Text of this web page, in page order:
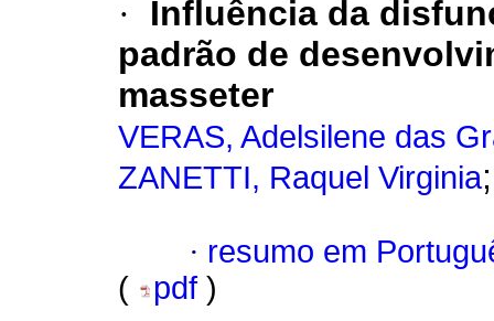
·
Influência da
padrão de
masseter
VERAS, Adelsilene das
ZANETTI, Raquel Virginia
· resumo em
(
pdf )